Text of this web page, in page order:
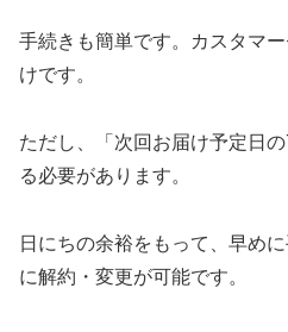
手続きも簡単です。カスタマ
けです。
ただし、「次回お届け予定日
る必要があります。
日にちの余裕をもって、早め
に解約・変更が可能です。